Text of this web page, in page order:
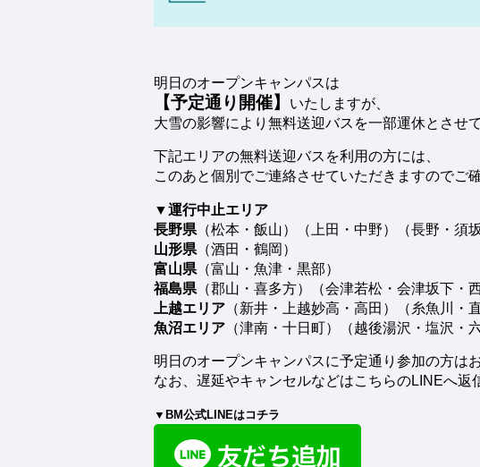
明日のオープンキャンパスは
【予定通り開催】
いたしますが、
大雪の影響により無料送迎バスを一部運休とさせ
下記エリアの無料送迎バスを利用の方には、
このあと個別でご連絡させていただきますのでご
▼運行中止エリア
長野県 （松本・飯山）（上田・中野）（長野・須坂
山形県 （酒田・鶴岡）
富山県 （富山・魚津・黒部）
福島県 （郡山・喜多方）（会津若松・会津坂下・
上越エリア （新井・上越妙高・高田）（糸魚川・
魚沼エリア （津南・十日町）（越後湯沢・塩沢・
明日のオープンキャンパスに予定通り参加の方は
なお、遅延やキャンセルなどはこちらのLINEへ返
▼BM公式LINEはコチラ